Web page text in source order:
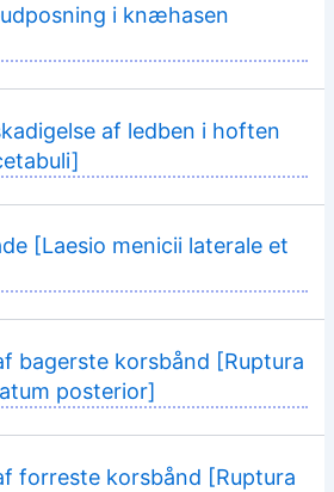
i knæhasen
af ledben i hoften
[Laesio menicii laterale et
bagerste korsbånd [Ruptura
posterior]
forreste korsbånd [Ruptura